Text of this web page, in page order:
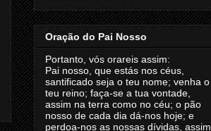
Oração do Pai Nosso
Portanto, vós orareis assim:
Pai nosso, que estás nos céus,
santificado seja o teu nome; venha o
teu reino; faça-se a tua vontade,
assim na terra como no céu; o pão
nosso de cada dia dá-nos hoje; e
perdoa-nos as nossas dívidas, assim